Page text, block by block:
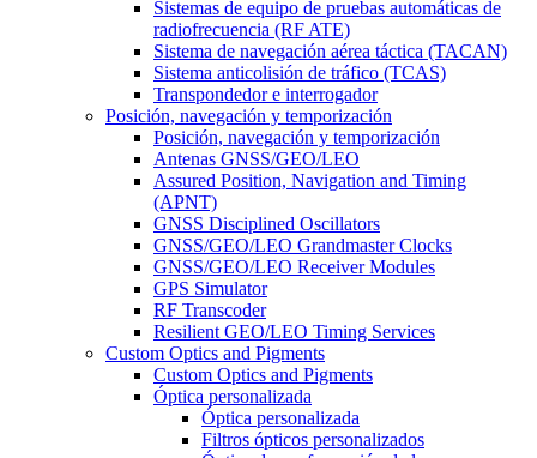
Sistemas de equipo de pruebas automáticas de
radiofrecuencia (RF ATE)
Sistema de navegación aérea táctica (TACAN)
Sistema anticolisión de tráfico (TCAS)
Transpondedor e interrogador
Posición, navegación y temporización
Posición, navegación y temporización
Antenas GNSS/GEO/LEO
Assured Position, Navigation and Timing
(APNT)
GNSS Disciplined Oscillators
GNSS/GEO/LEO Grandmaster Clocks
GNSS/GEO/LEO Receiver Modules
GPS Simulator
RF Transcoder
Resilient GEO/LEO Timing Services
Custom Optics and Pigments
Custom Optics and Pigments
Óptica personalizada
Óptica personalizada
Filtros ópticos personalizados